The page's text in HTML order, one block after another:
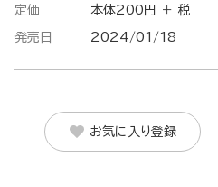
定価 本体200円 ＋ 税
発売日 2024/01/18
お気に入り登録